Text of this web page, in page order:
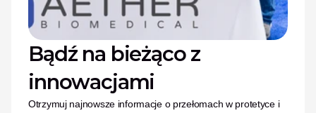
Bądź na bieżąco z
innowacjami
Otrzymuj najnowsze informacje o przełomach w protetyce i